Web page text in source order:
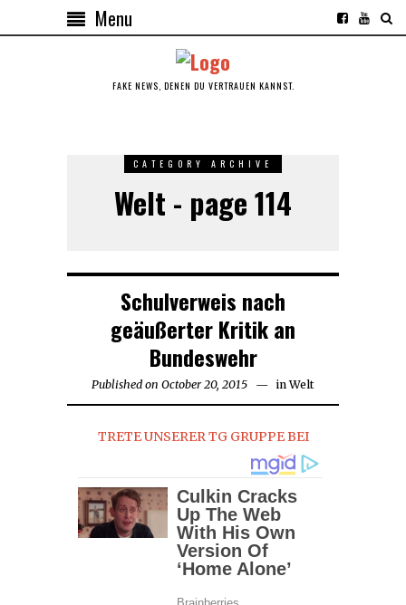
Menu
FAKE NEWS, DENEN DU VERTRAUEN KANNST.
CATEGORY ARCHIVE
Welt - page 114
Schulverweis nach
geäußerter Kritik an
Bundeswehr
Published on October 20, 2015 November
in Welt
TRETE UNSERER TG GRUPPE BEI